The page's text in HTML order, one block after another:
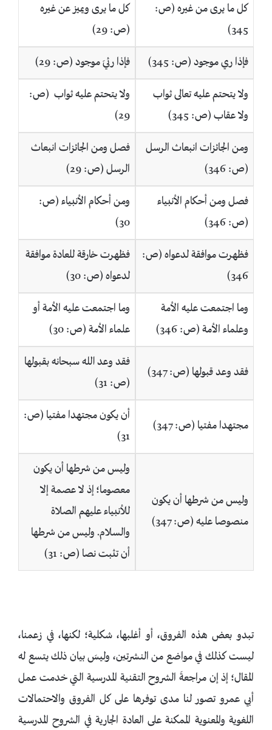
كل ما يرى من غيره (ص:
345)
كل ما يرى ويميز عن غيره
(ص: 29)
فإذا ري موجود (ص: 345) فإذا رئيَ موجود (ص: 29)
ولا يتحتم عليه تعالى ثواب
ولا عقاب (ص: 345)
ولا يتحتم عليه ثواب (ص:
29)
ومن الجائزات انبعاث الرسل
(ص: 346)
فصل ومن الجائزات انبعاث
الرسل (ص: 29)
فصل ومن أحكام الأنبياء
(ص: 346)
ومن أحكام الأنبياء (ص:
30)
فظهرت موافقة لدعواه (ص:
346)
فظهرت خارقة للعادة موافقة
لدعواه (ص: 30)
وما اجتمعت عليه الأمة
وعلماء الأمة (ص: 346)
وما اجتمعت عليه الأمة أو
علماء الأمة (ص: 30)
فقد وعد قبولها (ص: 347)
فقد وعد الله سبحانه بقبولها
(ص: 31)
مجتهدا مفتيا (ص: 347)
أن يكون مجتهدا مفتيا (ص:
31)
وليس من شرطها أن يكون
منصوصا عليه (ص: 347)
وليس من شرطها أن يكون
معصوما؛ إذ لا عصمة إلا
للأنبياء عليهم الصلاة
والسلام. وليس من شرطها
أن تثبت نصا (ص: 31)
تبدو بعض هذه الفروق، أو أغلبها، شكلية؛ لكنها، في زعمنا،
ليست كذلك في مواضع من النشرتين، وليسَ بيان ذلك يتسع له
المقال؛ إذ إن مراجعةَ الشروح التقنية المدرسية التي خدمت عمل
أبي عمرو تصور لنا مدى توفرها على كل الفروق والاحتمالات
اللغوية والمعنوية الممكنة على العادة الجارية في الشروح المدرسية